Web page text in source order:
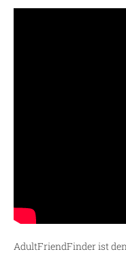
AdultFriendFinder ist